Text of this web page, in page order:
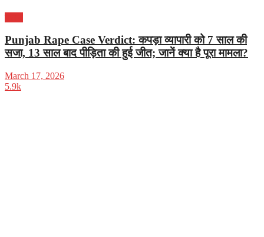
Punjab Rape Case Verdict: कपड़ा व्यापारी को 7 साल की
सजा, 13 साल बाद पीड़िता की हुई जीत; जानें क्या है पूरा मामला?
March 17, 2026
5.9k